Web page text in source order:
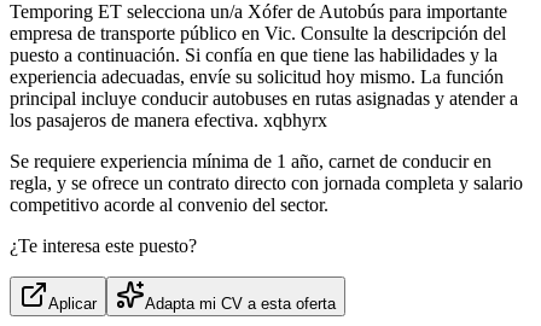
Temporing ET selecciona un/a Xófer de Autobús para importante
empresa de transporte público en Vic. Consulte la descripción del
puesto a continuación. Si confía en que tiene las habilidades y la
experiencia adecuadas, envíe su solicitud hoy mismo. La función
principal incluye conducir autobuses en rutas asignadas y atender a
los pasajeros de manera efectiva. xqbhyrx
Se requiere experiencia mínima de 1 año, carnet de conducir en
regla, y se ofrece un contrato directo con jornada completa y salario
competitivo acorde al convenio del sector.
¿Te interesa este puesto?
Aplicar Adapta mi CV a esta oferta